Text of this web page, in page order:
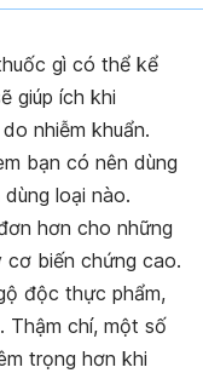
gì có thể kể
giúp ích khi
nhiễm khuẩn.
bạn có nên dùng
loại nào.
hơn cho những
cơ biến chứng cao.
độc thực phẩm,
Thậm chí, một số
trọng hơn khi